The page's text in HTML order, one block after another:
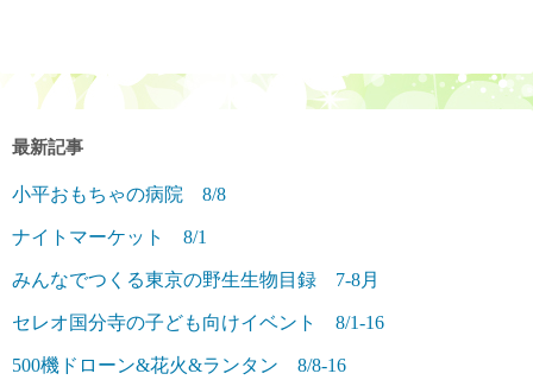
最新記事
小平おもちゃの病院 8/8
ナイトマーケット 8/1
みんなでつくる東京の野生生物目録 7-8月
セレオ国分寺の子ども向けイベント 8/1-16
500機ドローン&花火&ランタン 8/8-16